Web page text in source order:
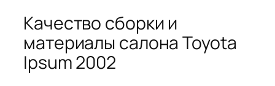
Качество сборки и
материалы салона Toyota
Ipsum 2002